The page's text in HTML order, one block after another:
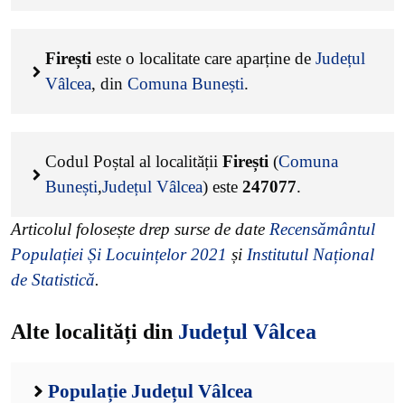
Firești este o localitate care aparține de Județul
Vâlcea, din Comuna Bunești.
Codul Poștal al localității Firești (Comuna
Bunești,Județul Vâlcea) este 247077.
Articolul folosește drep surse de date Recensământul
Populației Și Locuințelor 2021 și Institutul Național
de Statistică.
Alte localități din Județul Vâlcea
Populație Județul Vâlcea